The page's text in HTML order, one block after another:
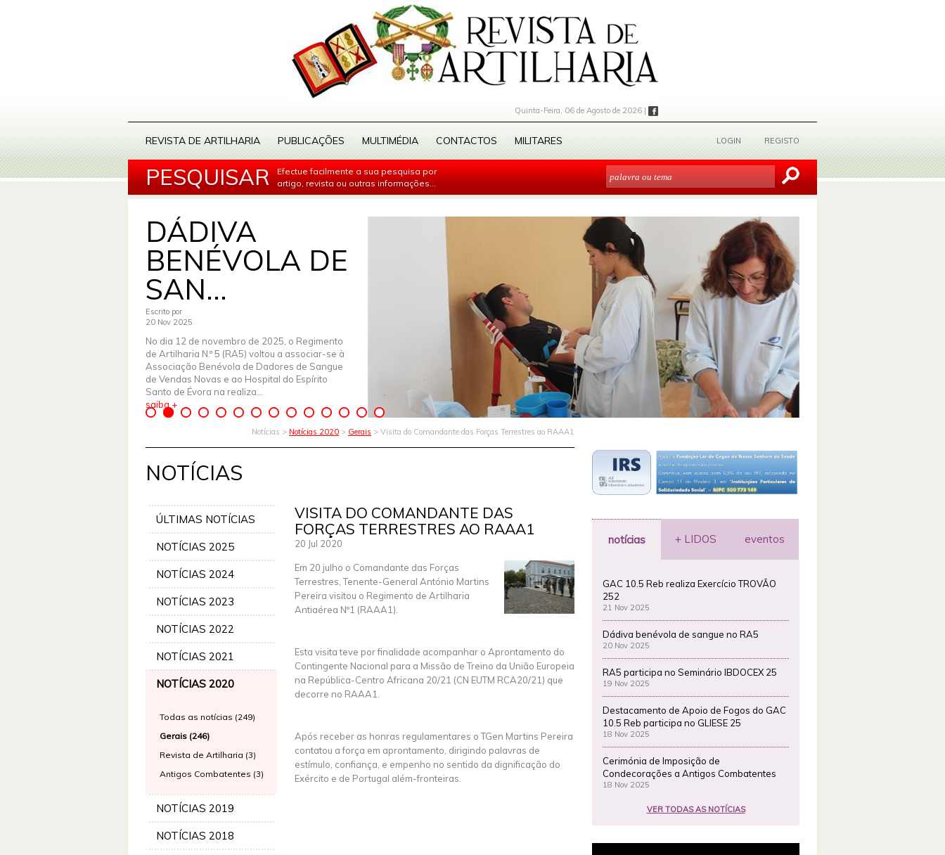
Quinta-Feira, 06 de Agosto de 2026 |
REVISTA DE ARTILHARIA PUBLICAÇÕES MULTIMÉDIA CONTACTOS MILITARES LOGIN REGISTO
PESQUISAR
Efectue facilmente a sua pesquisa por
artigo, revista ou outras informações...
DÁDIVA
BENÉVOLA DE
SAN...
Escrito por
20 Nov 2025
No dia 12 de novembro de 2025, o Regimento
de Artilharia N.º 5 (RA5) voltou a associar-se à
Associação Benévola de Dadores de Sangue
de Vendas Novas e ao Hospital do Espírito
Santo de Évora na realiza...
saiba +
Notícias > Notícias 2020 > Gerais > Visita do Comandante das Forças Terrestres ao RAAA1
NOTÍCIAS
ÚLTIMAS NOTÍCIAS
NOTÍCIAS 2025
NOTÍCIAS 2024
NOTÍCIAS 2023
NOTÍCIAS 2022
NOTÍCIAS 2021
NOTÍCIAS 2020
Todas as notícias (249)
Gerais (246)
Revista de Artilharia (3)
Antigos Combatentes (3)
NOTÍCIAS 2019
NOTÍCIAS 2018
VISITA DO COMANDANTE DAS
FORÇAS TERRESTRES AO RAAA1
20 Jul 2020
Em 20 julho o Comandante das Forças
Terrestres, Tenente-General António Martins
Pereira visitou o Regimento de Artilharia
Antiaérea Nº1 (RAAA1).
Esta visita teve por finalidade acompanhar o Aprontamento do
Contingente Nacional para a Missão de Treino da União Europeia
na República-Centro Africana 20/21 (CN EUTM RCA20/21) que
decorre no RAAA1.
Após receber as honras regulamentares o TGen Martins Pereira
contatou a força em aprontamento, dirigindo palavras de
estímulo, confiança, e empenho no sentido da dignificação do
Exército e de Portugal além-fronteiras.
notícias + LIDOS eventos
GAC 10.5 Reb realiza Exercício TROVÃO
252
21 Nov 2025
Dádiva benévola de sangue no RA5
20 Nov 2025
RA5 participa no Seminário IBDOCEX 25
19 Nov 2025
Destacamento de Apoio de Fogos do GAC
10.5 Reb participa no GLIESE 25
18 Nov 2025
Cerimónia de Imposição de
Condecorações a Antigos Combatentes
18 Nov 2025
VER TODAS AS NOTÍCIAS